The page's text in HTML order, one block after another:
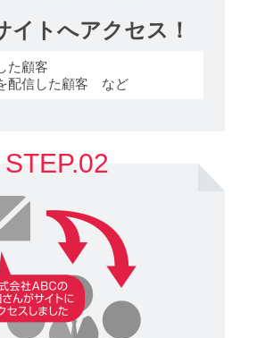
イトへアクセス！
た顧客
配信した顧客 など
STEP.02